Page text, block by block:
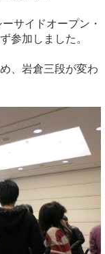
サイドオープン・
参加しました。
、岩倉三段が変わ